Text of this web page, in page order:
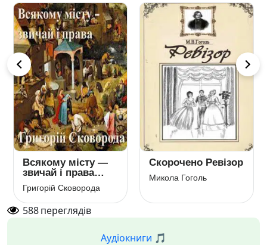
Всякому місту —
звичай і права…
Григорій Сковорода
Скорочено Ревізор
Микола Гоголь
588переглядів
Аудіокниги 🎵